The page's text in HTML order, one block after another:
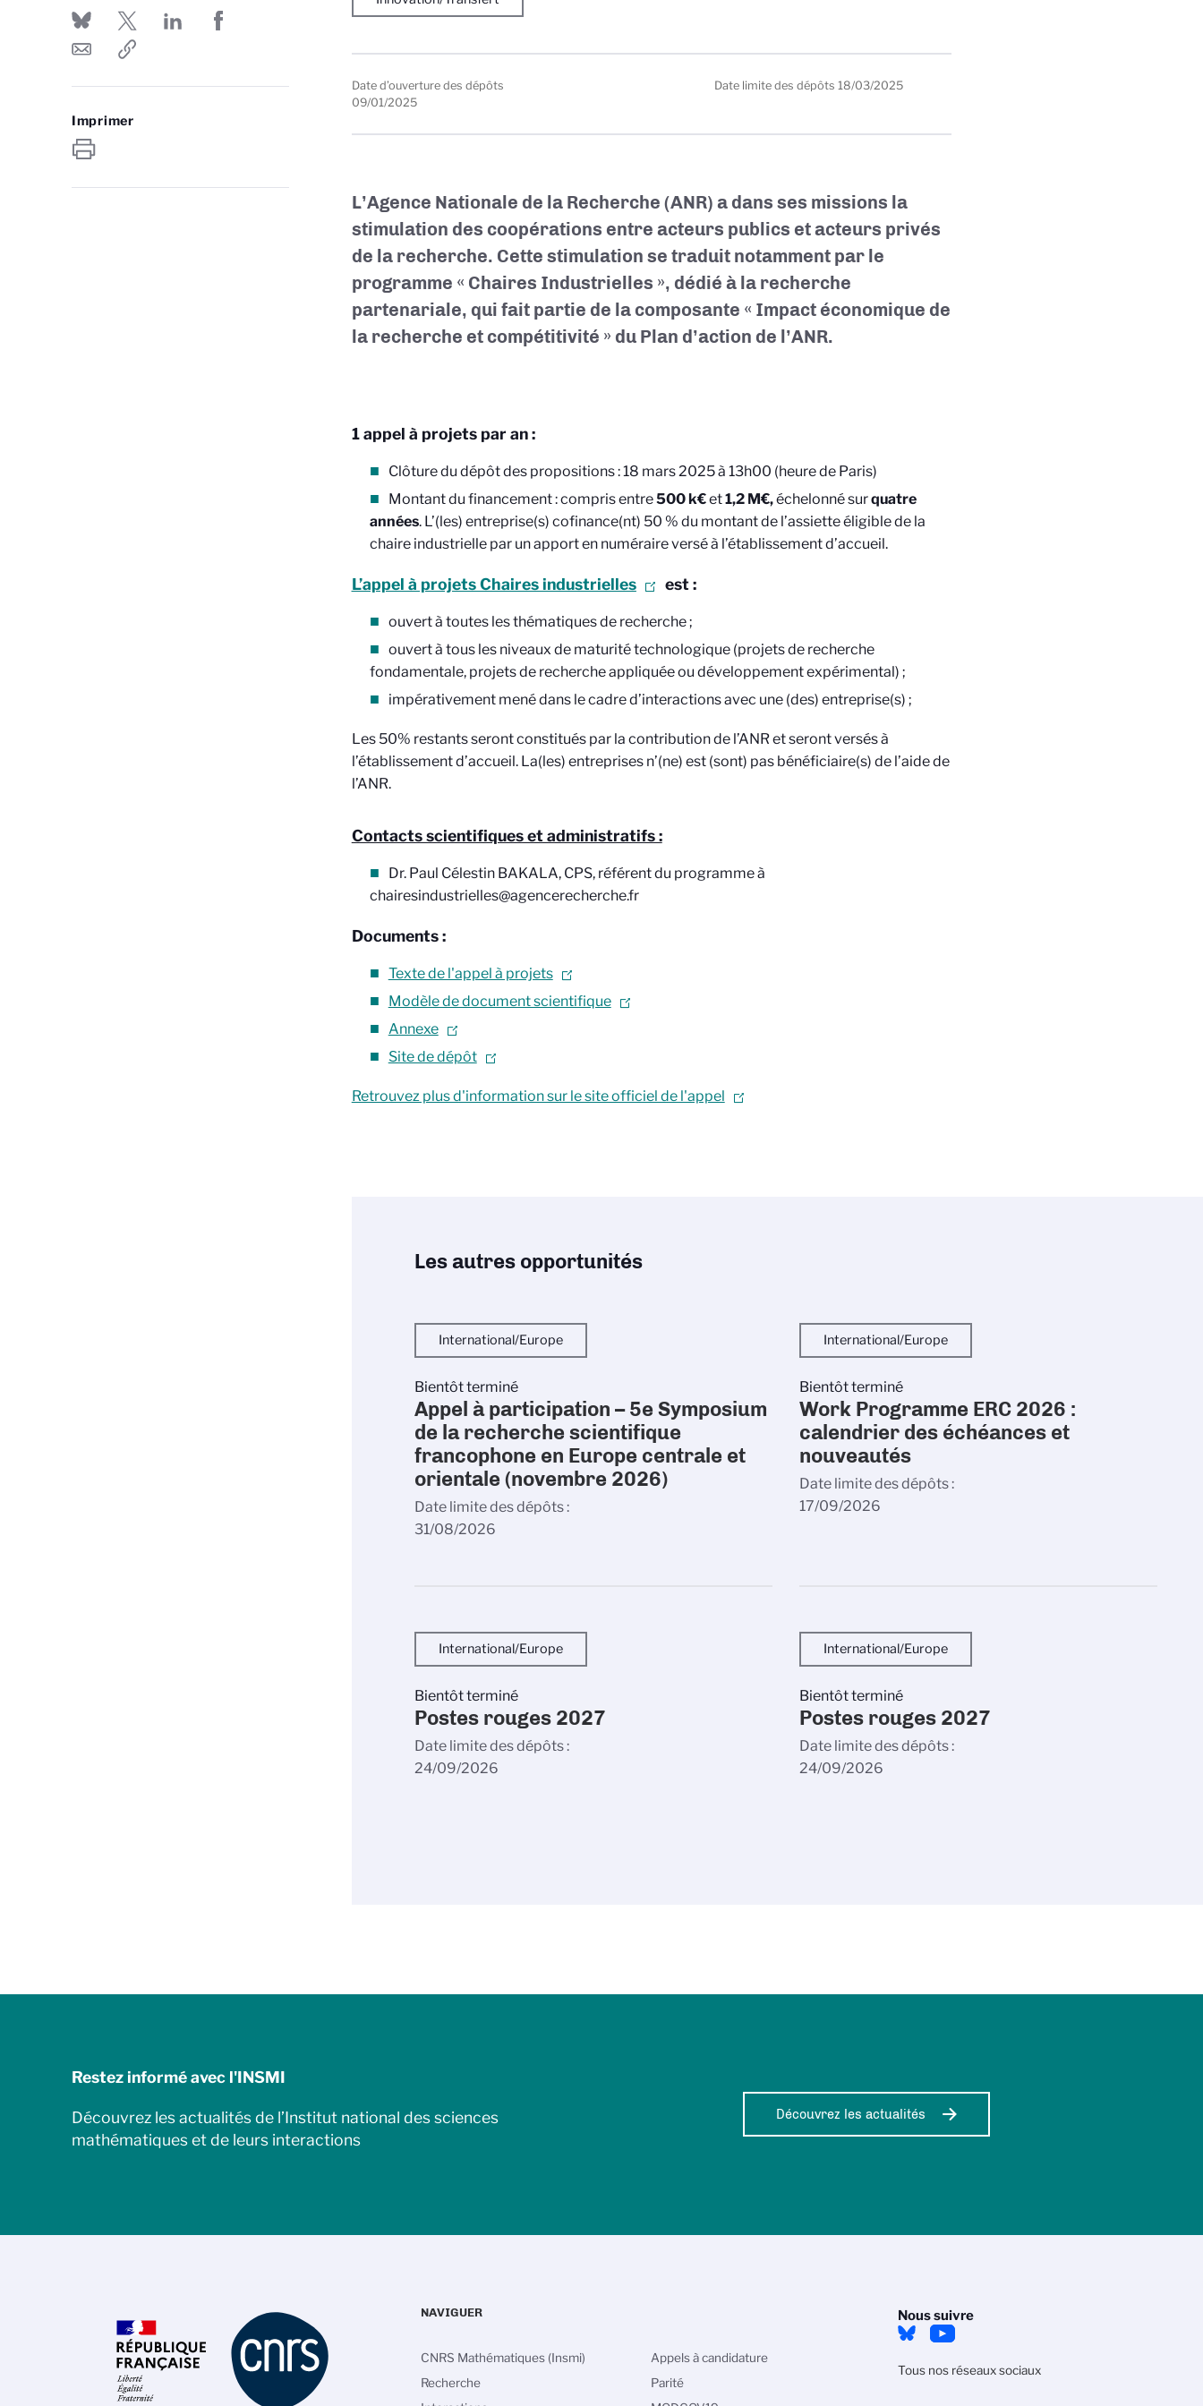
Imprimer
Date d’ouverture des dépôts
09/01/2025
Date limite des dépôts 18/03/2025
L’Agence Nationale de la Recherche (ANR) a dans ses missions la
stimulation des coopérations entre acteurs publics et acteurs privés
de la recherche. Cette stimulation se traduit notamment par le
programme « Chaires Industrielles », dédié à la recherche
partenariale, qui fait partie de la composante « Impact économique de
la recherche et compétitivité » du Plan d’action de l’ANR.
1 appel à projets par an :
Clôture du dépôt des propositions : 18 mars 2025 à 13h00 (heure de Paris)
Montant du financement : compris entre500 k€et1,2 M€,échelonné surquatre
années. L’(les) entreprise(s) cofinance(nt) 50 % du montant de l’assiette éligible de la
chaire industrielle par un apport en numéraire versé à l’établissement d’accueil.
L’appel à projets Chaires industrielles est :
ouvert à toutes les thématiques de recherche ;
ouvert à tous les niveaux de maturité technologique (projets de recherche
fondamentale, projets de recherche appliquée ou développement expérimental) ;
impérativement mené dans le cadre d’interactions avec une (des) entreprise(s) ;
Les 50% restants seront constitués par la contribution de l’ANR et seront versés à
l’établissement d’accueil. La(les) entreprises n’(ne) est (sont) pas bénéficiaire(s) de l’aide de
l’ANR.
Contacts scientifiques et administratifs :
Dr. Paul Célestin BAKALA, CPS, référent du programme à
chairesindustrielles@agencerecherche.fr
Documents :
Texte de l'appel à projets
Modèle de document scientifique
Annexe
Site de dépôt
Retrouvez plus d'information sur le site officiel de l'appel
Les autres opportunités
International/Europe
Bientôt terminé
Appel à participation – 5e Symposium
de la recherche scientifique
francophone en Europe centrale et
orientale (novembre 2026)
Date limite des dépôts
31/08/2026
International/Europe
Bientôt terminé
Work Programme ERC 2026 :
calendrier des échéances et
nouveautés
Date limite des dépôts
17/09/2026
International/Europe
Bientôt terminé
Postes rouges 2027
Date limite des dépôts
24/09/2026
International/Europe
Bientôt terminé
Postes rouges 2027
Date limite des dépôts
24/09/2026
Restez informé avec l'INSMI
Découvrez les actualités de l’Institut national des sciences
mathématiques et de leurs interactions
Découvrez les actualités
Nous suivre
Tous nos réseaux sociaux
NAVIGUER
CNRS Mathématiques (Insmi)
Recherche
Appels à candidature
Parité